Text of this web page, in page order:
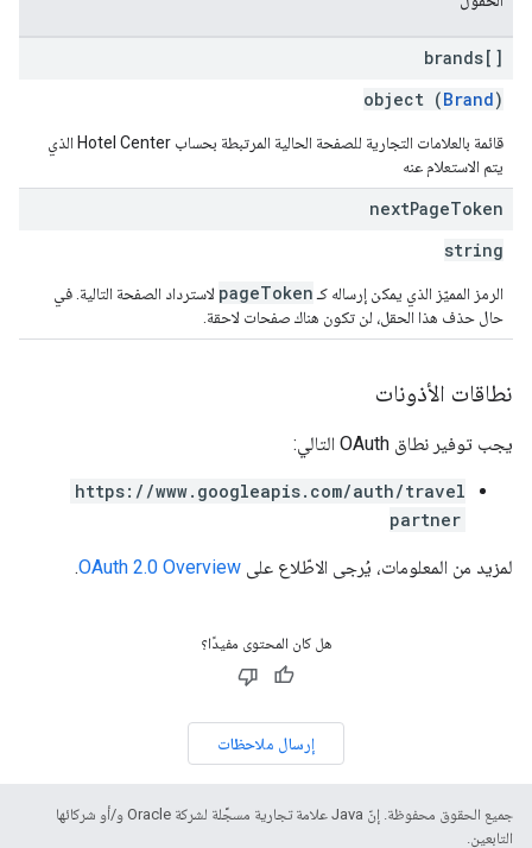
brands[]
object (Brand)
قائمة بالعلامات التجارية للصفحة الحالية المرتبطة بحساب Hotel Center الذي
يتم الاستعلام عنه
nextPageToken
string
الرمز المميّز الذي يمكن إرساله كـ pageToken لاسترداد الصفحة التالية. في
حال حذف هذا الحقل، لن تكون هناك صفحات لاحقة.
نطاقات الأذونات
يجب توفير نطاق OAuth التالي:
https://www.googleapis.com/auth/travel
partner
لمزيد من المعلومات، يُرجى الاطّلاع على OAuth 2.0 Overview
.
هل كان المحتوى مفيدًا؟
إرسال ملاحظات
جميع الحقوق محفوظة. إنّ Java علامة تجارية مسجَّلة لشركة Oracle و/أو شركائها
التابعين.